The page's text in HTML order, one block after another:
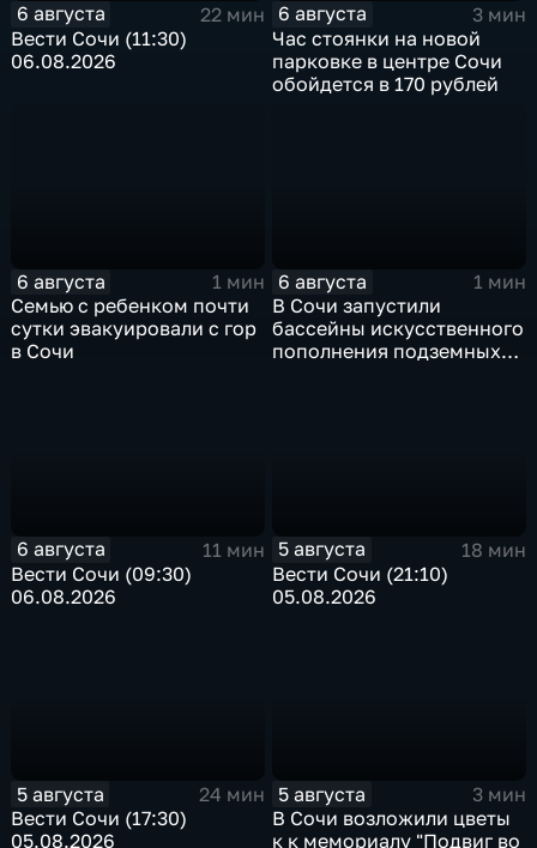
6 августа
22 мин
Вести Сочи (11:30)
06.08.2026
6 августа
3 мин
Час стоянки на новой
парковке в центре Сочи
обойдется в 170 рублей
6 августа
1 мин
Семью с ребенком почти
сутки эвакуировали с гор
в Сочи
6 августа
1 мин
В Сочи запустили
бассейны искусственного
пополнения подземных
6 августа
11 мин
Вести Сочи (09:30)
06.08.2026
5 августа
18 мин
Вести Сочи (21:10)
05.08.2026
5 августа
24 мин
Вести Сочи (17:30)
05.08.2026
5 августа
3 мин
В Сочи возложили цветы
к к мемориалу "Подвиг во